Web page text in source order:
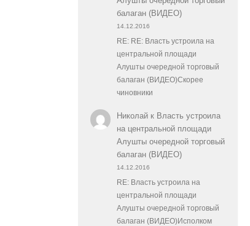
балаган (ВИДЕО)
14.12.2016
RE: RE: Власть устроила на
центральной площади
Алушты очередной торговый
балаган (ВИДЕО)Скорее
чиновники
Николайк Власть устроила
на центральной площади
Алушты очередной торговый
балаган (ВИДЕО)
14.12.2016
RE: Власть устроила на
центральной площади
Алушты очередной торговый
балаган (ВИДЕО)Исполком